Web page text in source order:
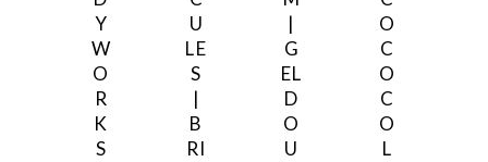
Y
W
O
R
K
S
U
LE
S
|
B
RI
|
G
EL
D
O
U
O
C
O
C
O
L